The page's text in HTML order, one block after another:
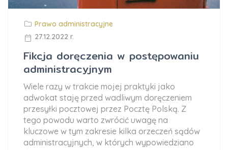
Prawo administracyjne
27.12.2022 r.
Fikcja doręczenia w postępowaniu
administracyjnym
Wiele razy w trakcie mojej praktyki jako
adwokat staję przed wadliwym doręczeniem
przesyłki pocztowej przez Pocztę Polską. Z
tego powodu warto zwrócić uwagę na
kluczowe w tym zakresie kilka orzeczeń sądów
administracyjnych, w których wypowiedziano